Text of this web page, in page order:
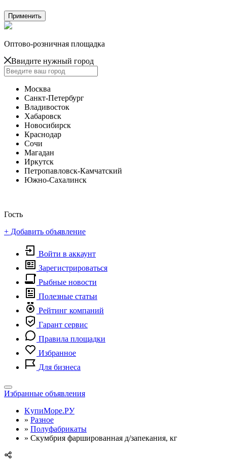
Оптово-розничная площадка
Ввидите нужный город
Москва
Санкт-Петербург
Владивосток
Хабаровск
Новосибирск
Краснодар
Сочи
Магадан
Иркутск
Петропавловск-Камчатский
Южно-Сахалинск
Гость
+ Добавить объявление
Войти в аккаунт
Зарегистрироваться
Рыбные новости
Полезные статьи
Рейтинг компаний
Гарант сервис
Правила площадки
Избранное
Для бизнеса
Toggle
navigation
Избранные объявления
KупиМоре.РУ
» Разное
» Полуфабрикаты
» Скумбрия фаршированная д/запекания, кг